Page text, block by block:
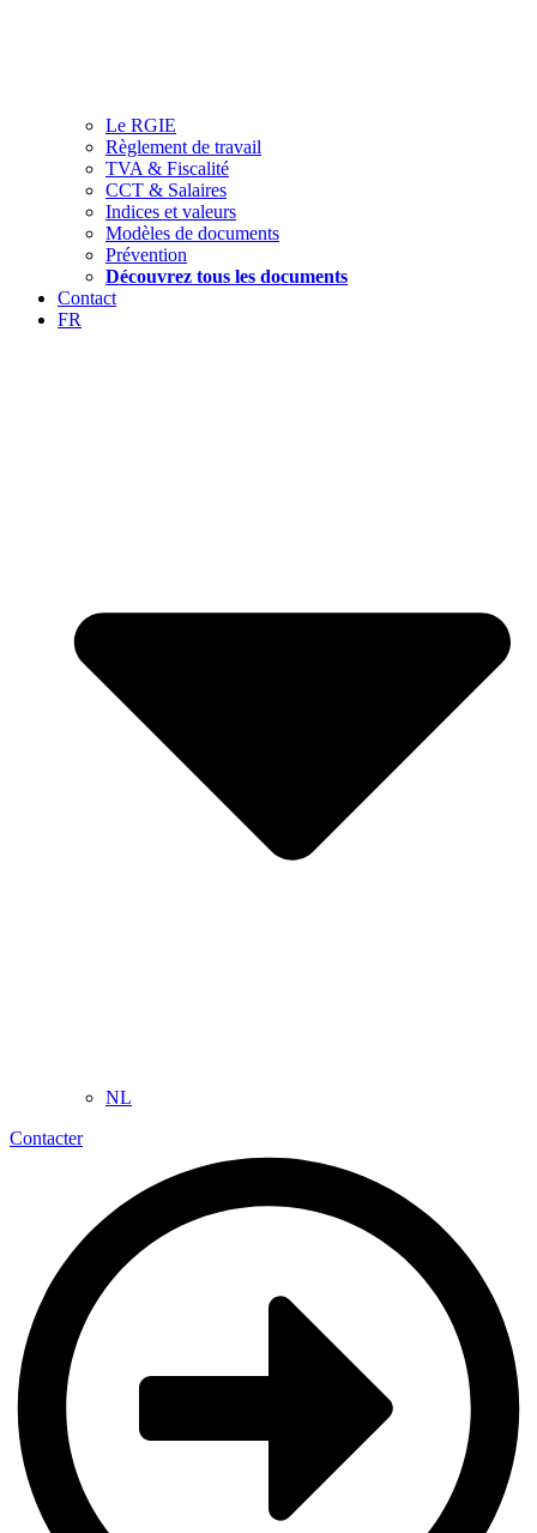
Le RGIE
Règlement de travail
TVA & Fiscalité
CCT & Salaires
Indices et valeurs
Modèles de documents
Prévention
Découvrez tous les documents
Contact
FR
NL
Contacter